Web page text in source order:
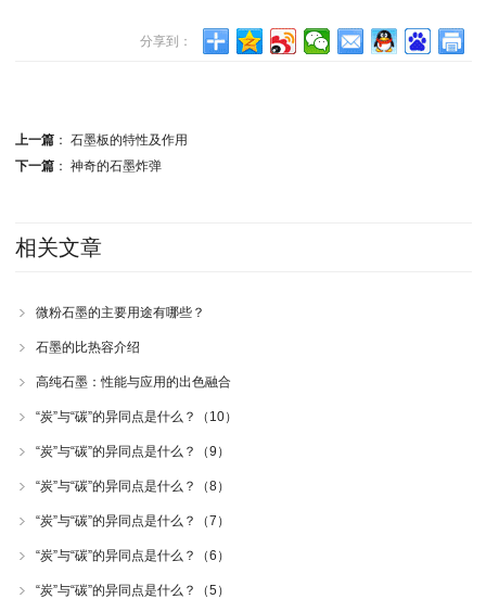
分享到：
上一篇： 石墨板的特性及作用
下一篇： 神奇的石墨炸弹
相关文章
微粉石墨的主要用途有哪些？
石墨的比热容介绍
高纯石墨：性能与应用的出色融合
“炭”与“碳”的异同点是什么？（10）
“炭”与“碳”的异同点是什么？（9）
“炭”与“碳”的异同点是什么？（8）
“炭”与“碳”的异同点是什么？（7）
“炭”与“碳”的异同点是什么？（6）
“炭”与“碳”的异同点是什么？（5）